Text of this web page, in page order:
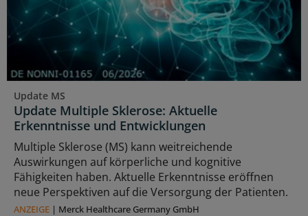
Update MS
Update Multiple Sklerose: Aktuelle
Erkenntnisse und Entwicklungen
Multiple Sklerose (MS) kann weitreichende
Auswirkungen auf körperliche und kognitive
Fähigkeiten haben. Aktuelle Erkenntnisse eröffnen
neue Perspektiven auf die Versorgung der Patienten.
ANZEIGE | Merck Healthcare Germany GmbH